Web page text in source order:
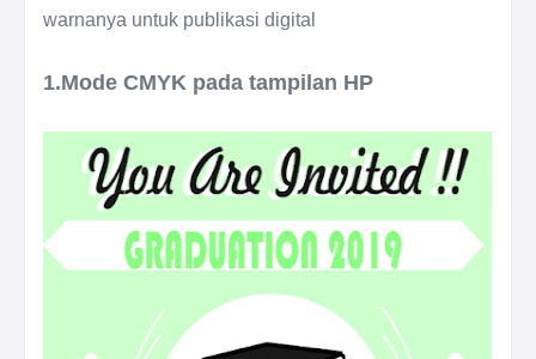
warnanya untuk publikasi digital
1.Mode CMYK pada tampilan HP